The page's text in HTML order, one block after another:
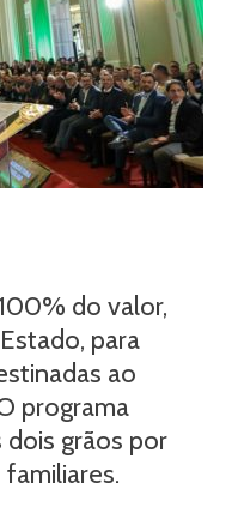
do valor,
para
ao
programa
grãos por